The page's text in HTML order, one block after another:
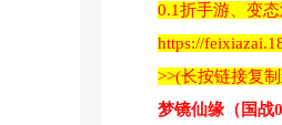
0.1折手游、变
https://
>>(长按链接复
梦镜仙缘（国战